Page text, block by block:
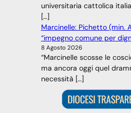
universitaria cattolica
[…]
Marcinelle: Pichetto (min.
“impegno comune per
8 Agosto 2026
“Marcinelle scosse le
ma ancora oggi quel
necessità […]